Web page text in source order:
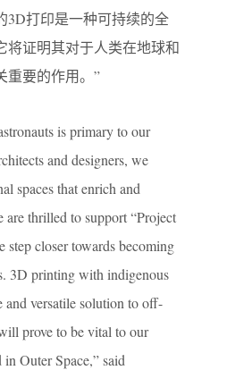
3D打印是一种可持续的全
将证明其对于人类在地球和
重要的作用。”
is primary to our
and designers, we
spaces that enrich and
are thrilled to support “Project
step closer towards becoming
3D printing with indigenous
and versatile solution to off-
prove to be vital to our
Outer Space,” said